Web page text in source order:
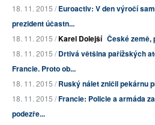
18. 11. 2015 /Euroactiv: V den výročí
prezident účastn...
18. 11. 2015 /Karel Dolejší České země,
18. 11. 2015 /Drtivá většina pařížských
Francie. Proto ob...
18. 11. 2015 /Ruský nálet zničil pekárnu
18. 11. 2015 /Francie: Policie a armáda
podezře...